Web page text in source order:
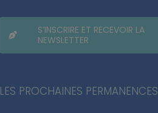
S’INSCRIRE ET RECEVOIR LA
NEWSLETTER
LES PROCHAINES PERMANENCES